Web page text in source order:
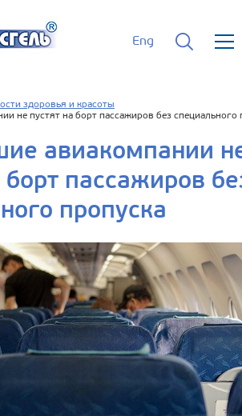
Eng
здоровья и красоты
не пустят на борт пассажиров без специального
авиакомпании
борт пассажиров
пропуска